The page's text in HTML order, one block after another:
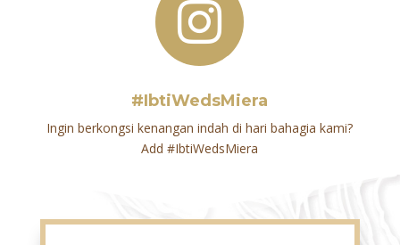

#IbtiWedsMiera
Ingin berkongsi kenangan indah di hari bahagia kami?
Add #IbtiWedsMiera